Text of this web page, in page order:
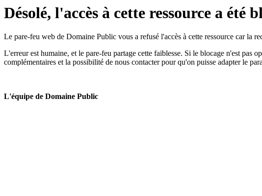
Désolé, l'accès à cette ressource a été
Le pare-feu web de Domaine Public vous a refusé l'accès à cette ressource car la
L'erreur est humaine, et le pare-feu partage cette faiblesse. Si le blocage n'est pas
complémentaires et la possibilité de nous contacter pour qu'on puisse adapter le
L'équipe de Domaine Public